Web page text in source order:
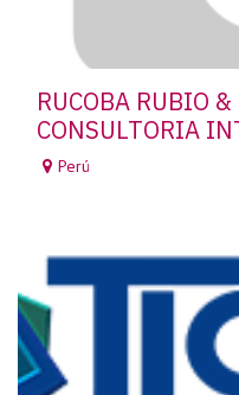
RUCOBA RUBIO
CONSULTORIA
Perú